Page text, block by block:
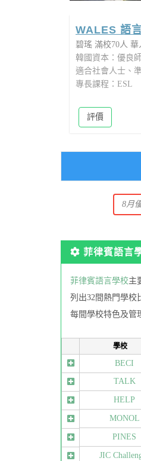
WALES 語
碧瑤 滿校70人 華
韓國資本：優良
適合社會人士、
專長課程：ESL
評價
8月
菲律賓語言
菲律賓語言學校主
列出32間熱門學校
每間學校特色及管
學校
BECI
TALK
HELP
MONOL
PINES
JIC